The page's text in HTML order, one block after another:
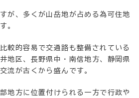
が、多くが山岳地が占める為可住地
。
較的容易で交通路も整備されている
地区、長野県中・南信地方、静岡県
流が古くから盛んです。
地方に位置付けられる一方で行政や